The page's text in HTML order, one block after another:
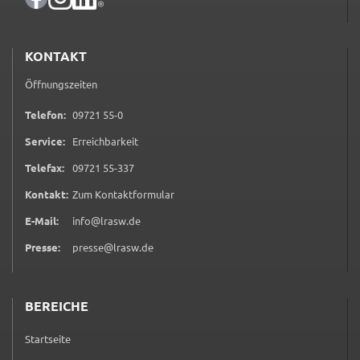
KONTAKT
Öffnungszeiten
Telefon: 09721 55-00 9 7 2 1 5 5 0
Service: Erreichbarkeit
Telefax: 09721 55-3370 9 7 2 1 5 5 3 3 7
Kontakt: Zum Kontaktformular(öffnet in neuem Tab)
E-Mail:
info@lrasw.de
Presse:
presse@lrasw.de
BEREICHE
Startseite
Zweck:
Cookie Laufzeit:
Frontend Benutzer
fe_typo_user
Anbieter:
Landratsamt Schweinfurt
Zweck:
Session